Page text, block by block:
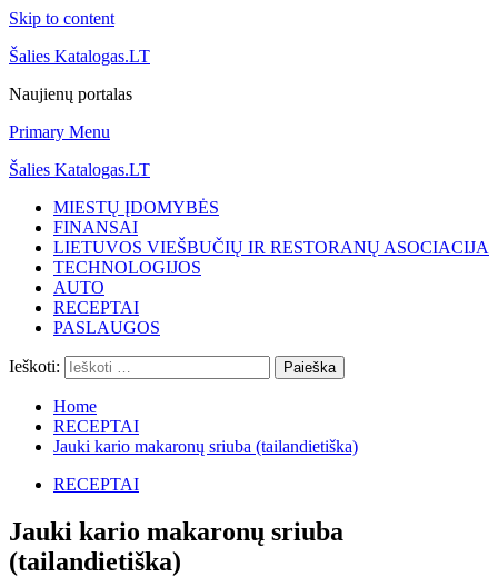
Skip to content
Šalies Katalogas.LT
Naujienų portalas
Primary Menu
Šalies Katalogas.LT
MIESTŲ ĮDOMYBĖS
FINANSAI
LIETUVOS VIEŠBUČIŲ IR RESTORANŲ ASOCIACIJA
TECHNOLOGIJOS
AUTO
RECEPTAI
PASLAUGOS
Ieškoti:
Home
RECEPTAI
Jauki kario makaronų sriuba (tailandietiška)
RECEPTAI
Jauki kario makaronų sriuba
(tailandietiška)